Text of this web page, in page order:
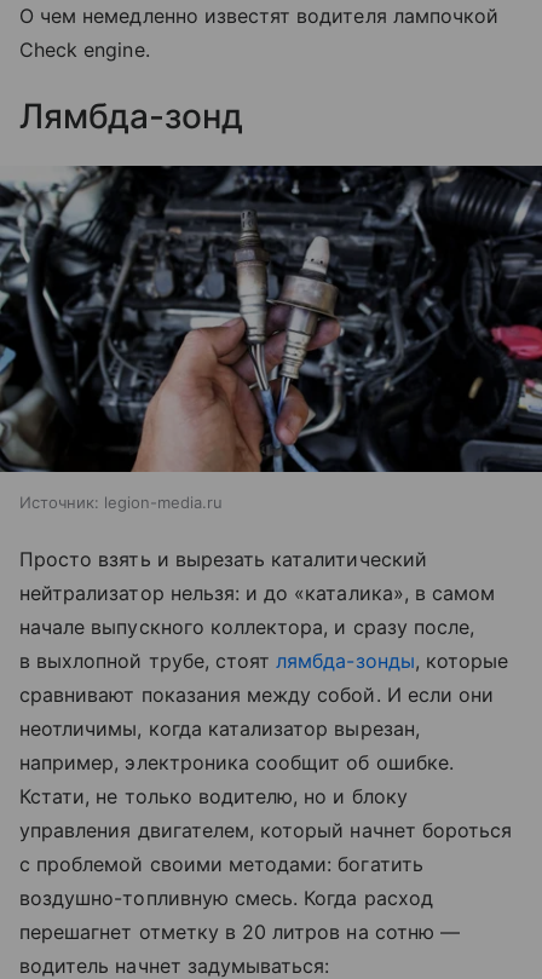
О чем немедленно известят водителя лампочкой
Check engine.
Лямбда-зонд
Источник: legion-media.ru
Просто взять и вырезать каталитический
нейтрализатор нельзя: и до «каталика», в самом
начале выпускного коллектора, и сразу после,
в выхлопной трубе, стоят лямбда-зонды, которые
сравнивают показания между собой. И если они
неотличимы, когда катализатор вырезан,
например, электроника сообщит об ошибке.
Кстати, не только водителю, но и блоку
управления двигателем, который начнет бороться
с проблемой своими методами: богатить
воздушно-топливную смесь. Когда расход
перешагнет отметку в 20 литров на сотню —
водитель начнет задумываться: